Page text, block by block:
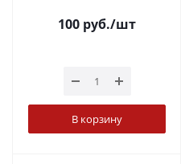
100 руб./шт
В корзину